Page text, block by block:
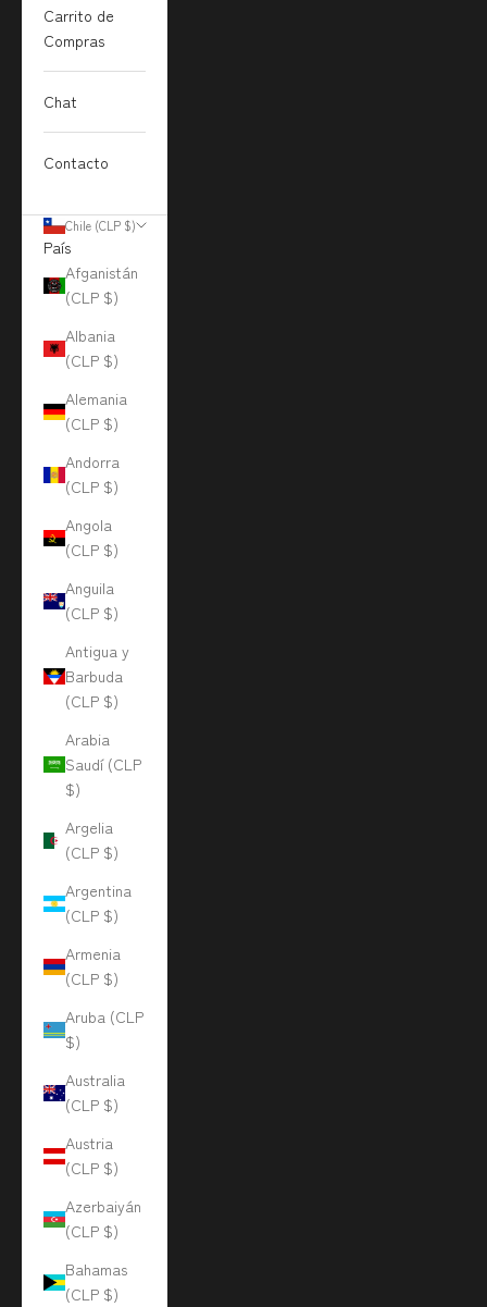
Carrito de
Compras
Chat
Contacto
Chile (CLP $)
País
Afganistán
(CLP $)
Albania
(CLP $)
Alemania
(CLP $)
Andorra
(CLP $)
Angola
(CLP $)
Anguila
(CLP $)
Antigua y
Barbuda
(CLP $)
Arabia
Saudí (CLP
$)
Argelia
(CLP $)
Argentina
(CLP $)
Armenia
(CLP $)
Aruba (CLP
$)
Australia
(CLP $)
Austria
(CLP $)
Azerbaiyán
(CLP $)
Bahamas
(CLP $)